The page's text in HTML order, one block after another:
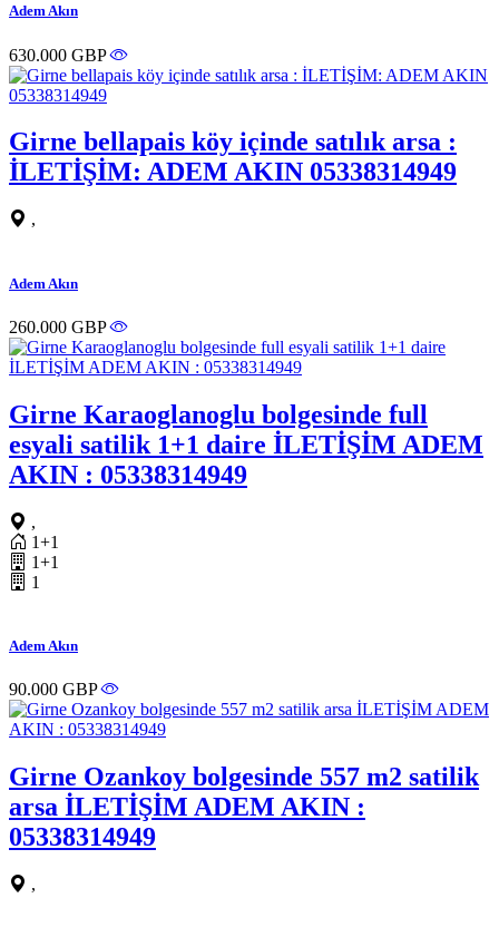
Adem Akın
630.000 GBP
Girne bellapais köy içinde satılık arsa :
İLETİŞİM: ADEM AKIN 05338314949
,
Adem Akın
260.000 GBP
Girne Karaoglanoglu bolgesinde full
esyali satilik 1+1 daire İLETİŞİM ADEM
AKIN : 05338314949
,
1+1
1+1
1
Adem Akın
90.000 GBP
Girne Ozankoy bolgesinde 557 m2 satilik
arsa İLETİŞİM ADEM AKIN :
05338314949
,